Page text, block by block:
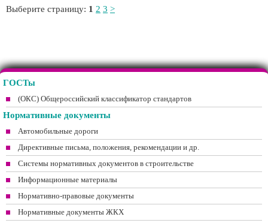
Выберите страницу: 1 2 3 >
ГОСТы
(ОКС) Общероссийский классификатор стандартов
Нормативные документы
Автомобильные дороги
Директивные письма, положения, рекомендации и др.
Системы нормативных документов в строительстве
Информационные материалы
Нормативно-правовые документы
Нормативные документы ЖКХ